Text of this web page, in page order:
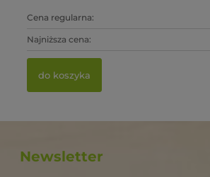
Cena regularna:
Najniższa cena:
do koszyka
Newsletter